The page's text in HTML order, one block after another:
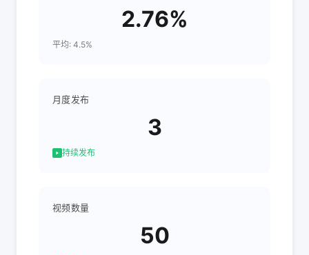
2.76%
平均: 4.5%
月度发布
3
持续发布
视频数量
50